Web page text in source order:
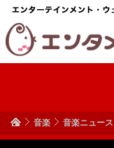
音楽 音楽ニュース